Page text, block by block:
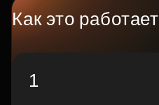
Как это работает
1